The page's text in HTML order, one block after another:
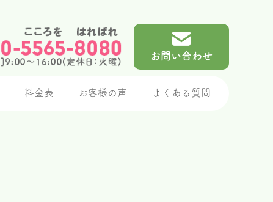
お問い合わせ
料金表 お客様の声 よくある質問